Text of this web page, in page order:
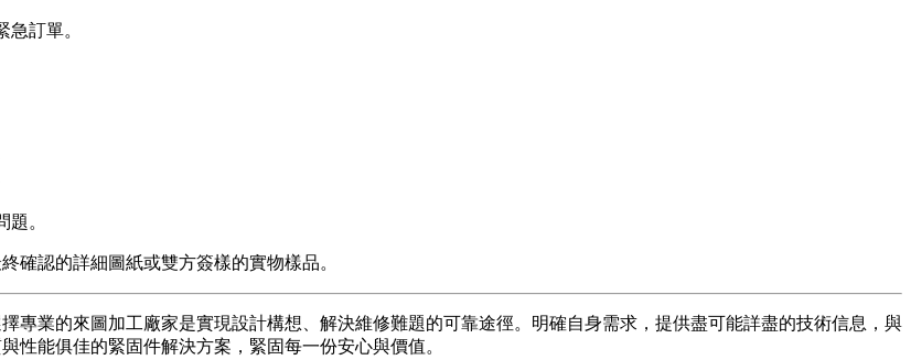
訂單。
。
確認的詳細圖紙或雙方簽樣的實物樣品。
專業的來圖加工廠家是實現設計構想、解決維修難題的可靠途徑。明確自身需求，提供盡可能詳盡的技術信息，與
性能俱佳的緊固件解決方案，緊固每一份安心與價值。